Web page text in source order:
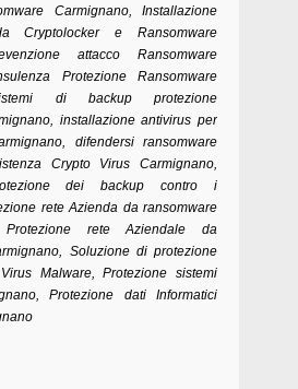
Carmignano, Installazione
Cryptolocker e Ransomware
attacco Ransomware
Protezione Ransomware
di backup protezione
installazione antivirus per
difendersi ransomware
Crypto Virus Carmignano,
dei backup contro i
rete Azienda da ransomware
rete Aziendale da
Soluzione di protezione
Malware, Protezione sistemi
Protezione dati Informatici